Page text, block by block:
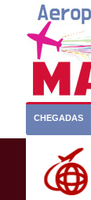
CHEGADAS